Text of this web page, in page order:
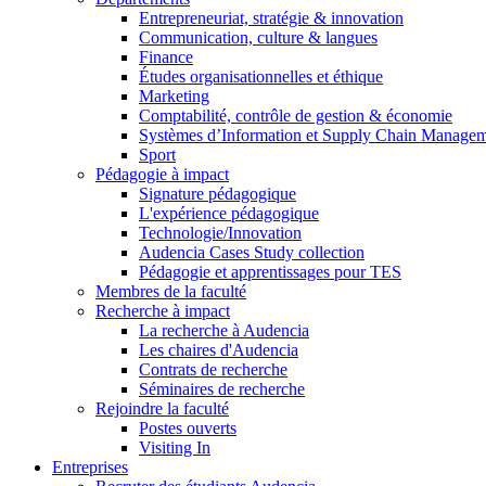
Entrepreneuriat, stratégie & innovation
Communication, culture & langues
Finance
Études organisationnelles et éthique
Marketing
Comptabilité, contrôle de gestion & économie
Systèmes d’Information et Supply Chain
Sport
Pédagogie à impact
Signature pédagogique
L'expérience pédagogique
Technologie/Innovation
Audencia Cases Study collection
Pédagogie et apprentissages pour TES
Membres de la faculté
Recherche à impact
La recherche à Audencia
Les chaires d'Audencia
Contrats de recherche
Séminaires de recherche
Rejoindre la faculté
Postes ouverts
Visiting In
Entreprises